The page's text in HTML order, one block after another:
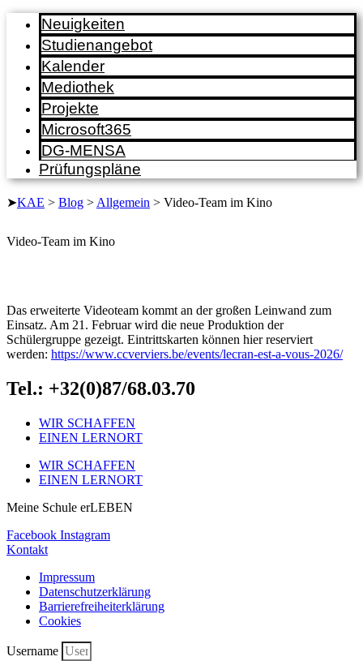
Neuigkeiten
Studienangebot
Kalender
Mediothek
Projekte
Microsoft365
DG-MENSA
Prüfungspläne
➤KAE > Blog > Allgemein > Video-Team im Kino
Video-Team im Kino
Das erweiterte Videoteam kommt an der großen Leinwand zum
Einsatz. Am 21. Februar wird die neue Produktion der
Schülergruppe gezeigt. Eintrittskarten können hier reserviert
werden: https://www.ccverviers.be/events/lecran-est-a-vous-2026/
Tel.: +32(0)87/68.03.70
WIR SCHAFFEN
EINEN LERNORT
WIR SCHAFFEN
EINEN LERNORT
Meine Schule erLEBEN
Facebook Instagram
Kontakt
Impressum
Datenschutzerklärung
Barrierefreiheiterklärung
Cookies
Username